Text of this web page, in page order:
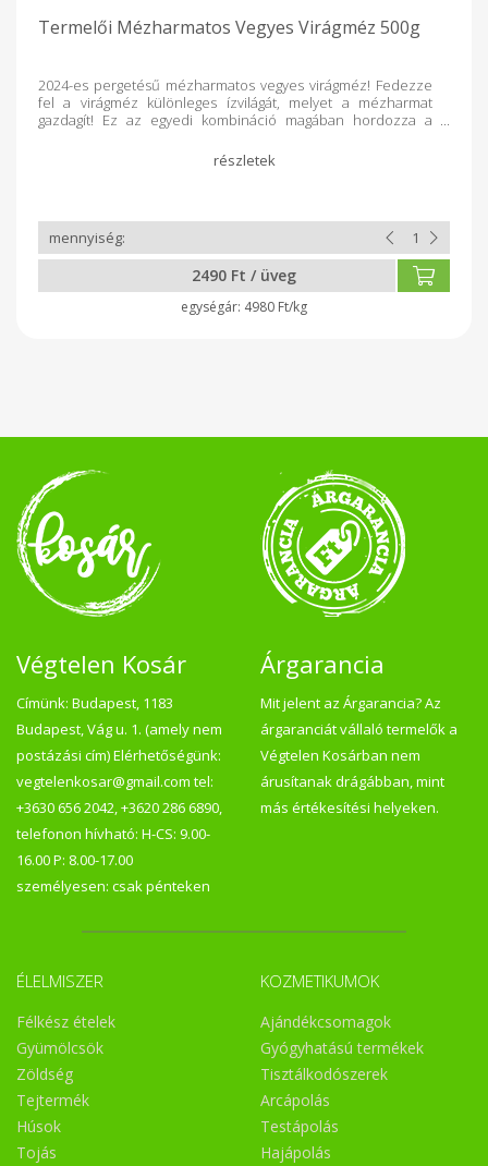
Termelői Mézharmatos Vegyes Virágméz 500g
2024-es pergetésű mézharmatos vegyes virágméz! Fedezze
fel a virágméz különleges ízvilágát, melyet a mézharmat
gazdagít! Ez az egyedi kombináció magában hordozza a
ínyencség. Édesítse meg napjait természetesen!
2490 Ft / üveg
4980 Ft/kg
Végtelen Kosár
Címünk: Budapest, 1183
Budapest, Vág u. 1. (amely nem
postázási cím) Elérhetőségünk:
vegtelenkosar@gmail.com tel:
+3630 656 2042, +3620 286 6890,
telefonon hívható: H-CS: 9.00-
16.00 P: 8.00-17.00
személyesen: csak pénteken
Árgarancia
Mit jelent az Árgarancia? Az
árgaranciát vállaló termelők a
Végtelen Kosárban nem
árusítanak drágábban, mint
más értékesítési helyeken.
ÉLELMISZER
Félkész ételek
Gyümölcsök
Zöldség
Tejtermék
Húsok
Tojás
KOZMETIKUMOK
Ajándékcsomagok
Gyógyhatású termékek
Tisztálkodószerek
Arcápolás
Testápolás
Hajápolás